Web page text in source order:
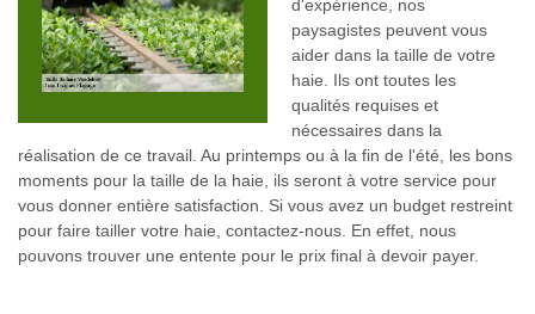
d'expérience, nos
paysagistes peuvent vous
aider dans la taille de votre
haie. Ils ont toutes les
qualités requises et
nécessaires dans la
réalisation de ce travail. Au printemps ou à la fin de l'été, les bons
moments pour la taille de la haie, ils seront à votre service pour
vous donner entière satisfaction. Si vous avez un budget restreint
pour faire tailler votre haie, contactez-nous. En effet, nous
pouvons trouver une entente pour le prix final à devoir payer.